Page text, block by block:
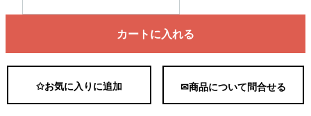
カートに入れる
✩お気に入りに追加 ✉商品について問合せる